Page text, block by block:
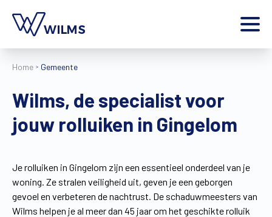
Home
Producten
Contact
Extra
Jobs
Home Gemeente
Wilms, de specialist voor
jouw rolluiken in Gingelom
Je rolluiken in Gingelom zijn een essentieel onderdeel van je
woning. Ze stralen veiligheid uit, geven je een geborgen
gevoel en verbeteren de nachtrust. De schaduwmeesters van
Wilms helpen je al meer dan 45 jaar om het geschikte rolluik